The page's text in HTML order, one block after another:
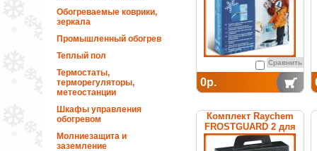
Обогреваемые коврики,
зеркала
Промышленный обогрев
Теплый пол
Термостаты,
терморегуляторы,
метеостанции
Шкафы управления
обогревом
Молниезащита и
заземление
Сравнить
0р.
Комплект Raychem
FROSTGUARD 2 для
обогрева труб